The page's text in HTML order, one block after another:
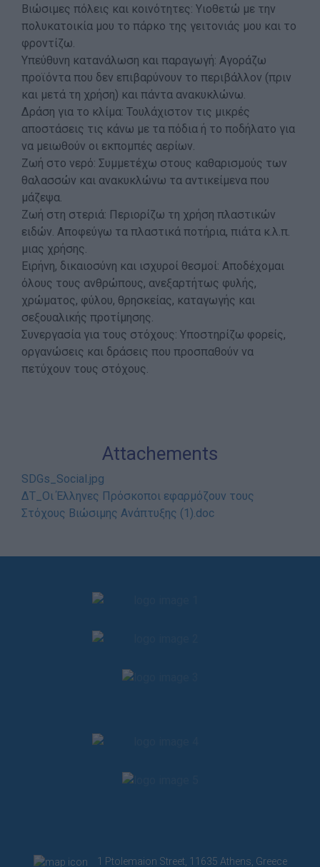
Βιώσιμες πόλεις και κοινότητες: Υιοθετώ με την
πολυκατοικία μου το πάρκο της γειτονιάς μου και το
φροντίζω.
Υπεύθυνη κατανάλωση και παραγωγή: Αγοράζω
προϊόντα που δεν επιβαρύνουν το περιβάλλον (πριν
και μετά τη χρήση) και πάντα ανακυκλώνω.
Δράση για το κλίμα: Τουλάχιστον τις μικρές
αποστάσεις τις κάνω με τα πόδια ή το ποδήλατο για
να μειωθούν οι εκπομπές αερίων.
Ζωή στο νερό: Συμμετέχω στους καθαρισμούς των
θαλασσών και ανακυκλώνω τα αντικείμενα που
μάζεψα.
Ζωή στη στεριά: Περιορίζω τη χρήση πλαστικών
ειδών. Αποφεύγω τα πλαστικά ποτήρια, πιάτα κ.λ.π.
μιας χρήσης.
Ειρήνη, δικαιοσύνη και ισχυροί θεσμοί: Αποδέχομαι
όλους τους ανθρώπους, ανεξαρτήτως φυλής,
χρώματος, φύλου, θρησκείας, καταγωγής και
σεξουαλικής προτίμησης.
Συνεργασία για τους στόχους: Υποστηρίζω φορείς,
οργανώσεις και δράσεις που προσπαθούν να
πετύχουν τους στόχους.
Attachements
SDGs_Social.jpg
ΔΤ_Οι Έλληνες Πρόσκοποι εφαρμόζουν τους
Στόχους Βιώσιμης Ανάπτυξης (1).doc
1 Ptolemaion Street, 11635 Athens, Greece